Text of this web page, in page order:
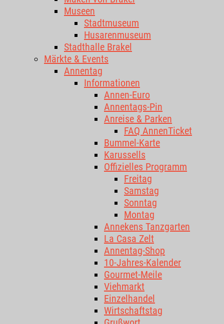
Museen
Stadtmuseum
Husarenmuseum
Stadthalle Brakel
Märkte & Events
Annentag
Informationen
Annen-Euro
Annentags-Pin
Anreise & Parken
FAQ AnnenTicket
Bummel-Karte
Karussells
Offizielles Programm
Freitag
Samstag
Sonntag
Montag
Annekens Tanzgarten
La Casa Zelt
Annentag-Shop
10-Jahres-Kalender
Gourmet-Meile
Viehmarkt
Einzelhandel
Wirtschaftstag